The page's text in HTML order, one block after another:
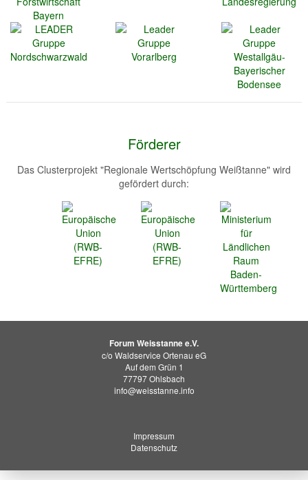
Förderer
Das Clusterprojekt "Regionale Wertschöpfung Weißtanne" wird
gefördert durch:
Forum Weisstanne e.V.
c/o Waldservice Ortenau eG
Auf dem Grün 1
77797 Ohlsbach
info@weisstanne.info
Impressum
Datenschutz